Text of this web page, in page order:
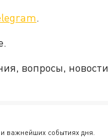
.
вопросы, новости
важнейших событиях дня.